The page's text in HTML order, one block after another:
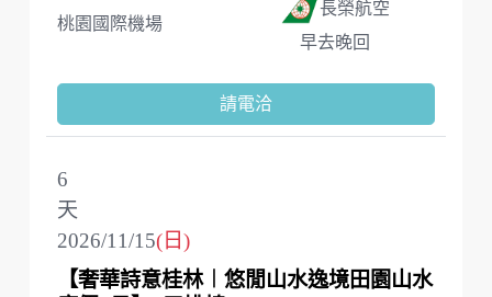
桃園國際機場
長榮航空
早去晚回
請電洽
2026/11/15(日)
6
天
【奢華詩意桂林︱悠閒山水逸境田園山水